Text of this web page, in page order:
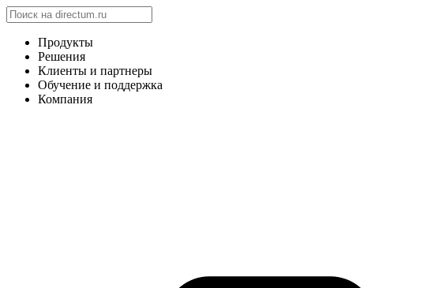
Продукты
Решения
Клиенты и партнеры
Обучение и поддержка
Компания